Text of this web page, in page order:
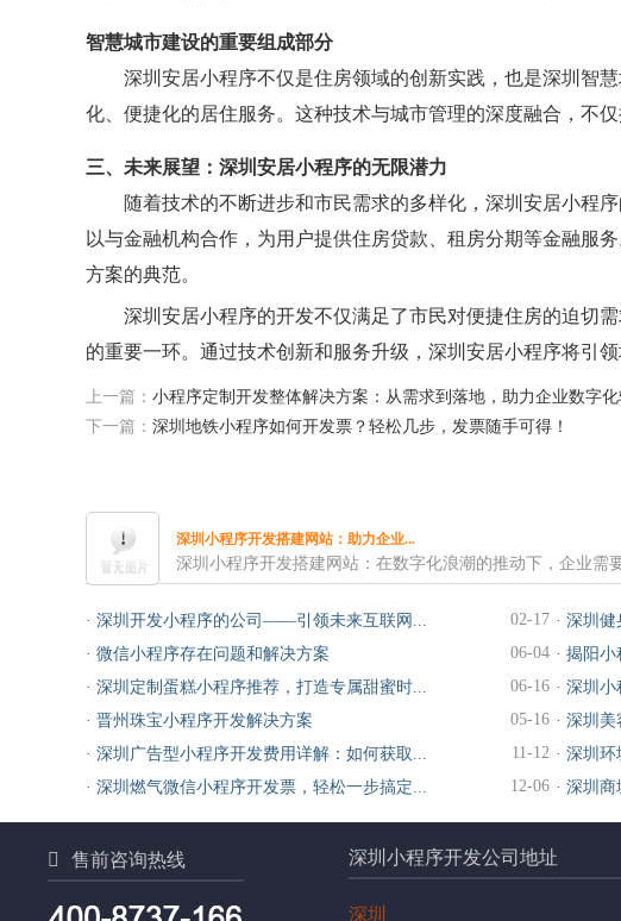
智慧城市建设的重要组成部分
深圳安居小程序不仅是住房领域的创新实践，也是深圳智
化、便捷化的居住服务。这种技术与城市管理的深度融合，不
三、未来展望：深圳安居小程序的无限潜力
随着技术的不断进步和市民需求的多样化，深圳安居小程
以与金融机构合作，为用户提供住房贷款、租房分期等金融服
方案的典范。
深圳安居小程序的开发不仅满足了市民对便捷住房的迫切
的重要一环。通过技术创新和服务升级，深圳安居小程序将引领
上一篇： 小程序定制开发整体解决方案：从需求到落地，助力企业数字化
下一篇： 深圳地铁小程序如何开发票？轻松几步，发票随手可得！
深圳小程序开发搭建网站：助力企业...
深圳小程序开发搭建网站：在数字化浪潮的推动下，企业需
02-17
· 深圳开发小程序的公司——引领未来互联网... · 深圳健
06-04
· 微信小程序存在问题和解决方案 · 揭阳小
06-16
· 深圳定制蛋糕小程序推荐，打造专属甜蜜时... · 深圳小
05-16
· 晋州珠宝小程序开发解决方案 · 深圳美
11-12
· 深圳广告型小程序开发费用详解：如何获取... · 深圳环
12-06
· 深圳燃气微信小程序开发票，轻松一步搞定... · 深圳商
 售前咨询热线 深圳小程序开发公司地址
深圳